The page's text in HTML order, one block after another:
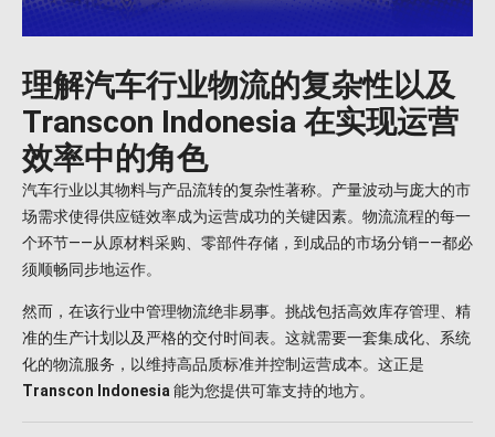
理解汽车行业物流的复杂性以及
Transcon Indonesia 在实现运营
效率中的角色
汽车行业以其物料与产品流转的复杂性著称。产量波动与庞大的市
场需求使得供应链效率成为运营成功的关键因素。物流流程的每一
个环节——从原材料采购、零部件存储，到成品的市场分销——都必
须顺畅同步地运作。
然而，在该行业中管理物流绝非易事。挑战包括高效库存管理、精
准的生产计划以及严格的交付时间表。这就需要一套集成化、系统
化的物流服务，以维持高品质标准并控制运营成本。这正是
Transcon Indonesia 能为您提供可靠支持的地方。